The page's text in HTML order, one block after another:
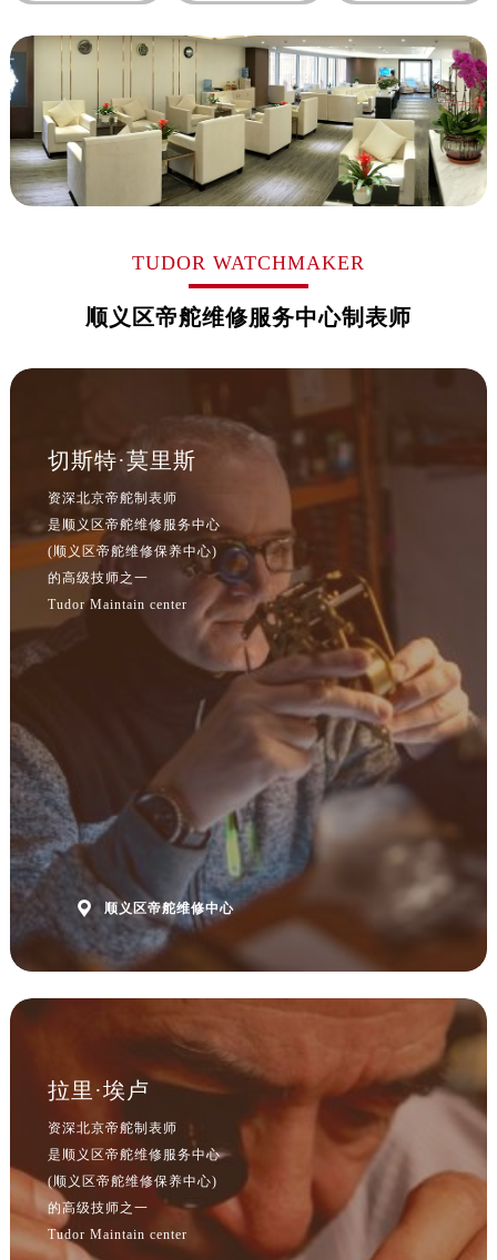
TUDOR WATCHMAKER
顺义区帝舵维修服务中心制表师
切斯特·莫里斯
资深北京帝舵制表师
是顺义区帝舵维修服务中心
(顺义区帝舵维修保养中心)
的高级技师之一
Tudor Maintain center
 顺义区帝舵维修中心
拉里·埃卢
资深北京帝舵制表师
是顺义区帝舵维修服务中心
(顺义区帝舵维修保养中心)
的高级技师之一
Tudor Maintain center